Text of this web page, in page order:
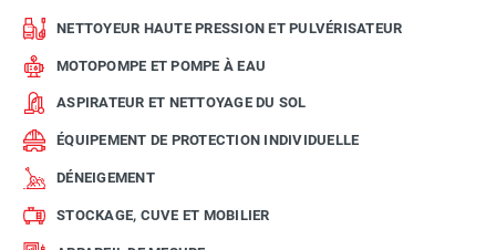
NETTOYEUR HAUTE PRESSION ET PULVÉRISATEUR
MOTOPOMPE ET POMPE À EAU
ASPIRATEUR ET NETTOYAGE DU SOL
ÉQUIPEMENT DE PROTECTION INDIVIDUELLE
DÉNEIGEMENT
STOCKAGE, CUVE ET MOBILIER